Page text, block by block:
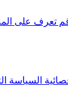
تعرف على
السياسة